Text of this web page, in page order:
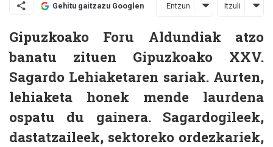
Gehitu gaitzazu Googlen Entzun Itzuli
Gipuzkoako Foru Aldundiak atzo
banatu zituen Gipuzkoako XXV.
Sagardo Lehiaketaren sariak. Aurten,
lehiaketa honek mende laurdena
ospatu du gainera. Sagardogileek,
dastatzaileek, sektoreko ordezkariek,